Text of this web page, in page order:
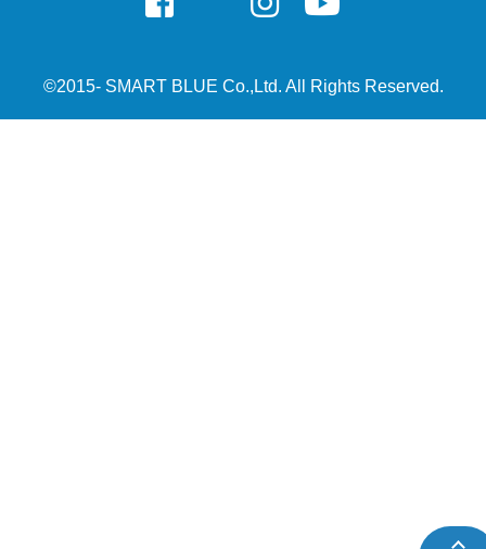
©2015- SMART BLUE Co.,Ltd. All Rights Reserved.